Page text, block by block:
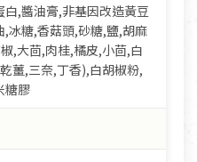
白,醬油膏,非基因改造黃豆
,冰糖,香菇頭,砂糖,鹽,胡麻
,大茴,肉桂,橘皮,小茴,白
薑,三奈,丁香),白胡椒粉,
糖膠